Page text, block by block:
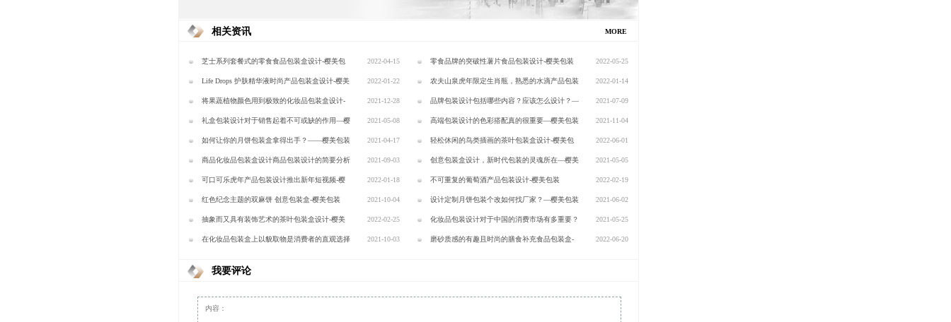
相关资讯 MORE
芝士系列套餐式的零食食品包装盒设计-樱美包
装
2022-04-15 零食品牌的突破性薯片食品包装设计-樱美包装 2022-05-25
Life Drops 护肤精华液时尚产品包装盒设计-樱美
包装
2022-01-22 农夫山泉虎年限定生肖瓶，熟悉的水滴产品包装
设计-樱美包装
2022-01-14
将果蔬植物颜色用到极致的化妆品包装盒设计-
樱美包装
2021-12-28 品牌包装设计包括哪些内容？应该怎么设计？—
樱美包装
2021-07-09
礼盒包装设计对于销售起着不可或缺的作用—樱
美包装
2021-05-08 高端包装设计的色彩搭配真的很重要—樱美包装 2021-11-04
如何让你的月饼包装盒拿得出手？——樱美包装 2021-04-17 轻松休闲的鸟类插画的茶叶包装盒设计-樱美包
装
2022-06-01
商品化妆品包装盒设计商品包装设计的简要分析
—樱美包装
2021-09-03 创意包装盒设计，新时代包装的灵魂所在—樱美
包装
2021-05-05
可口可乐虎年产品包装设计推出新年短视频-樱
美包装
2022-01-18 不可重复的葡萄酒产品包装设计-樱美包装 2022-02-19
红色纪念主题的双麻饼 创意包装盒-樱美包装 2021-10-04 设计定制月饼包装个改如何找厂家？—樱美包装 2021-06-02
抽象而又具有装饰艺术的茶叶包装盒设计-樱美
包装
2022-02-25 化妆品包装设计对于中国的消费市场有多重要？
—樱美包装
2021-05-25
在化妆品包装盒上以貌取物是消费者的直观选择 2021-10-03 磨砂质感的有趣且时尚的膳食补充食品包装盒- 2022-06-20
我要评论